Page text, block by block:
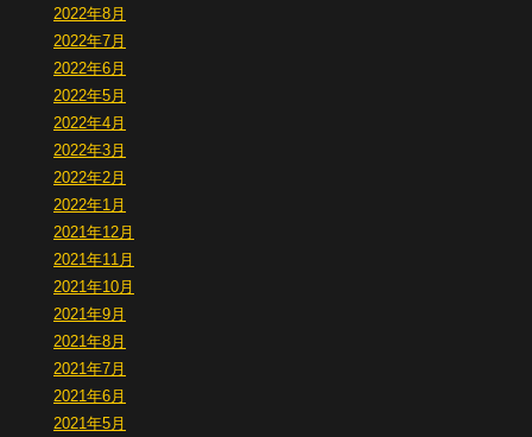
2022年8月
2022年7月
2022年6月
2022年5月
2022年4月
2022年3月
2022年2月
2022年1月
2021年12月
2021年11月
2021年10月
2021年9月
2021年8月
2021年7月
2021年6月
2021年5月